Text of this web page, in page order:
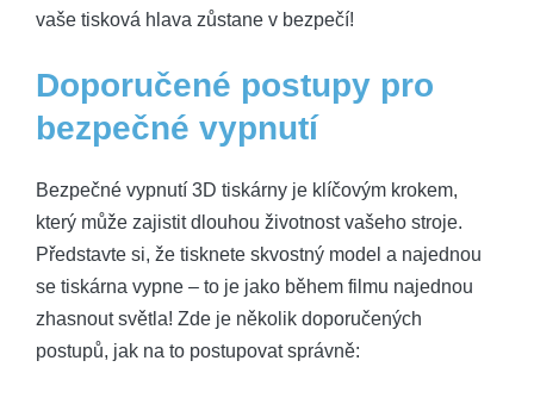
vaše tisková hlava zůstane v bezpečí!
Doporučené postupy pro
bezpečné vypnutí
Bezpečné vypnutí 3D tiskárny je klíčovým krokem,
který může zajistit dlouhou životnost vašeho stroje.
Představte si, že tisknete skvostný model a najednou
se tiskárna vypne – to je jako během filmu najednou
zhasnout světla! Zde je několik doporučených
postupů, jak na to postupovat správně: